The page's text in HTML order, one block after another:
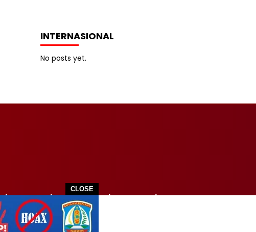
CLOSE
INTERNASIONAL
No posts yet.
POLITIK TEKNOLOGI WISATA SPORT